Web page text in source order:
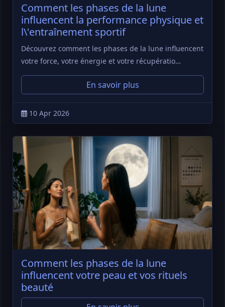
Comment les phases de la lune
influencent la performance physique et
l\'entraînement sportif
Découvrez comment les phases de la lune influencent
votre force, votre énergie et votre récupératio…
En savoir plus
10 Apr 2026
Comment les phases de la lune
influencent votre peau et vos rituels
beauté